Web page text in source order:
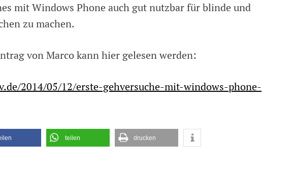
mit Windows Phone auch gut nutzbar für blinde und
zu machen.
von Marco kann hier gelesen werden:
2014/05/12/erste-gehversuche-mit-windows-phone-
teilen drucken